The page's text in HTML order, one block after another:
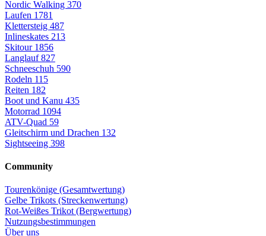
Nordic Walking 370
Laufen 1781
Klettersteig 487
Inlineskates 213
Skitour 1856
Langlauf827
Schneeschuh 590
Rodeln 115
Reiten 182
Boot und Kanu 435
Motorrad 1094
ATV-Quad 59
Gleitschirm und Drachen 132
Sightseeing 398
Community
Tourenkönige (Gesamtwertung)
Gelbe Trikots (Streckenwertung)
Rot-Weißes Trikot (Bergwertung)
Nutzungsbestimmungen
Über uns